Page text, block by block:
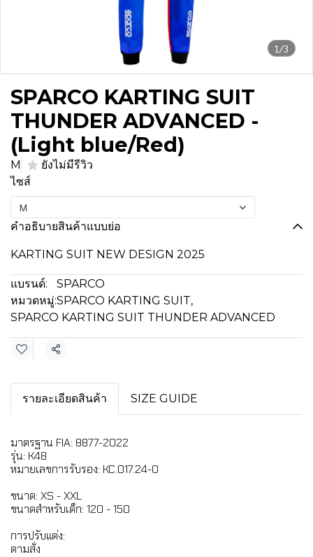
1/3
SPARCO KARTING SUIT
THUNDER ADVANCED -
(Light blue/Red)
M
ยังไม่มีรีวิว
ไซส์
M
คำอธิบายสินค้าแบบย่อ
KARTING SUIT NEW DESIGN 2025
แบรนด์:
SPARCO
หมวดหมู่:SPARCO KARTING SUIT,
SPARCO KARTING SUIT THUNDER ADVANCED
แชร์
รายละเอียดสินค้า SIZE GUIDE
มาตรฐาน FIA: 8877-2022
รุ่น: K48
หมายเลขการรับรอง: KC.017.24-O
ขนาด: XS - XXL
ขนาดสำหรับเด็ก: 120 - 150
การปรับแต่ง:
ตามสั่ง